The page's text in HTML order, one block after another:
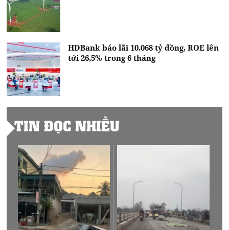
HDBank báo lãi 10.068 tỷ đồng, ROE lên
tới 26,5% trong 6 tháng
TIN ĐỌC NHIỀU